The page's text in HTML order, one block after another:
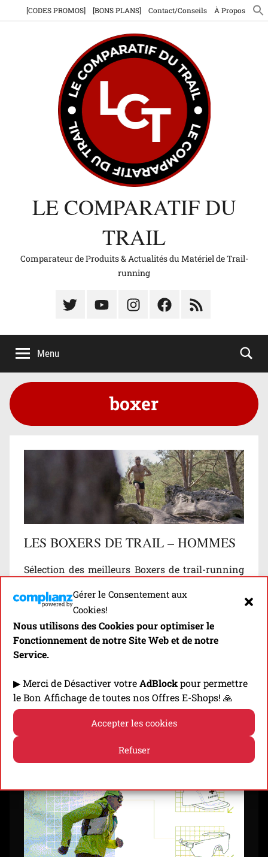
Gérer le Consentement aux
Cookies!
Nous utilisons des Cookies pour optimiser le
Fonctionnement de notre Site Web et de notre
Service.
▶ Merci de Désactiver votreAdBlockpour permettre
le Bon Affichage de toutes nos Offres E-Shops! 🙏
Accepter les cookies
Refuser
[CODES PROMOS] [BONS PLANS] Contact/Conseils À Propos
LE COMPARATIF DU
TRAIL
Comparateur de Produits & Actualités du Matériel de Trail-
running
Élément
menu
Élément
menu
Élément
menu
Élément
menu
Élément
menu
Menu
boxer
LES BOXERS DE TRAIL – HOMMES
Sélection des meilleurs Boxers de trail-running
leurs propriétés techniques (thermorégulation,
anti-frottements…)…
Découvrir
⬇️ -10% EN CLIQUANT SUR LA BANNIÈRE! ⬇️